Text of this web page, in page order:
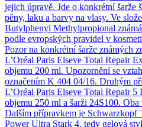
jejich úpravě. Jde o konkrétní šarže
pěny, laku a barvy na vlasy. Ve
Butylphenyl Methylpropional
podle evropských pravidel v
Pozor na konkrétní šarže známých
L’Oréal Paris Elseve Total Repair
objemu 200 ml. Upozornění se
označením K 404 04/16. Druhým
L’Oréal Paris Elseve Total Repair
objemu 250 ml a šarži 24S100.
Dalším přípravkem je Schwarzkopf
Power Ultra Stark 4, tedy gelová